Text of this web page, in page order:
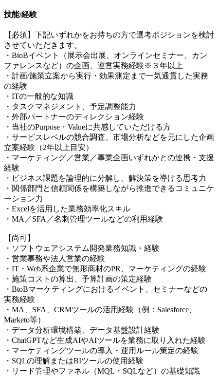
技能/経験
【必須】下記いずれかをお持ちの方で選考ポジションを検討
させていただきます。
・BtoBイベント（展示会出展、オンラインセミナー、カン
ファレンスなど）の企画、運営実務経験※３年以上
・計画/施策立案から実行・効果測定まで一気通貫した実務
の経験
・ITの一般的な知識
・タスクマネジメント、予定調整能力
・外部パートナーのディレクション経験
・当社のPurpose・Valueに共感していただける方
・サービスレベルの競合調査、市場分析などを元にした企画
立案経験（2年以上目安）
・マーケティング／営業／事業企画いずれかとの連携・支援
経験
・ビジネス課題を論理的に分解し、解決策を導ける思考力
・関係部門と信頼関係を構築しながら推進できるコミュニケ
ーション力
・Excelを活用した業務効率化スキル
・MA／SFA／名刺管理ツールなどの利用経験
【尚可】
・ソフトウェアシステム開発業務知識・経験
・営業事務や法人営業の経験
・IT・Web系企業で無形商材のPR、マーケティングの経験
・施策コストの算出、予算計画の策定経験
・BtoBマーケティングにおけるイベント、セミナーなどの
実務経験
・MA、SFA、CRMツールの活用経験（例：Salesforce、
Marketo等）
・データ分析環境構築、データ基盤設計経験
・ChatGPTなど生成AIやAIツールを業務に取り入れた経験
・マーケティングツールの導入・運用ルール策定の経験
・SQLの理解またはBIツールの使用経験
・リード管理やファネル（MQL・SQLなど）の基礎知識